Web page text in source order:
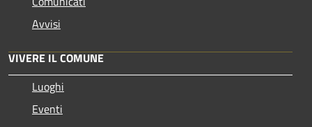
Avvisi
VIVERE IL COMUNE
Luoghi
Eventi